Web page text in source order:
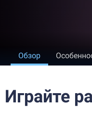
Обзор
Играйте